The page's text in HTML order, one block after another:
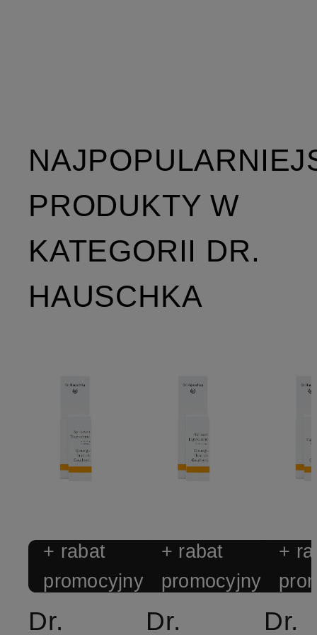
PRODUKTY W
KATEGORII DR.
HAUSCHKA
+ rabat
promocyjny
Dr.
+ rabat
promocyjny
Dr.
+
Dr.